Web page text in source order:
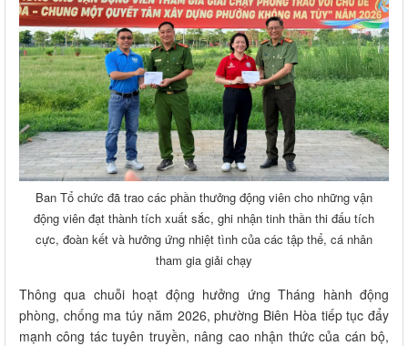
Ban Tổ chức đã trao các phần thưởng động viên cho những vận
động viên đạt thành tích xuất sắc, ghi nhận tinh thần thi đấu tích
cực, đoàn kết và hưởng ứng nhiệt tình của các tập thể, cá nhân
tham gia giải chạy
Thông qua chuỗi hoạt động hưởng ứng Tháng hành động
phòng, chống ma túy năm 2026, phường Biên Hòa tiếp tục đẩy
mạnh công tác tuyên truyền, nâng cao nhận thức của cán bộ,